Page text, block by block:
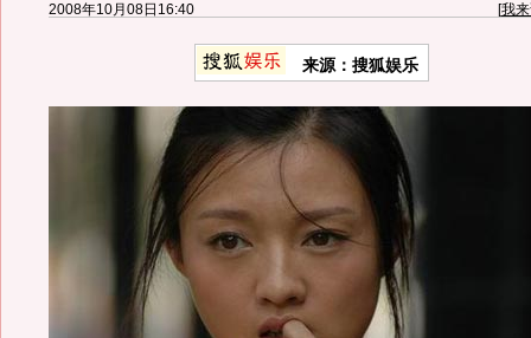
2008年10月08日16:40 [我
来源：搜狐娱乐